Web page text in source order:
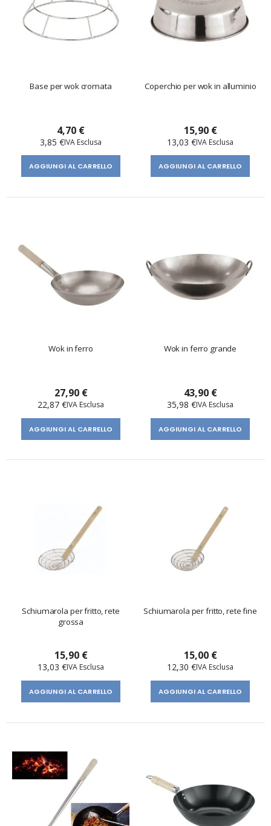
Base per wok cromata
4,70 €
3,85 €
AGGIUNGI AL CARRELLO
Coperchio per wok in alluminio
15,90 €
13,03 €
AGGIUNGI AL CARRELLO
Wok in ferro
27,90 €
22,87 €
AGGIUNGI AL CARRELLO
Wok in ferro grande
43,90 €
35,98 €
AGGIUNGI AL CARRELLO
Schiumarola per fritto, rete
grossa
15,90 €
13,03 €
AGGIUNGI AL CARRELLO
Schiumarola per fritto, rete fine
15,00 €
12,30 €
AGGIUNGI AL CARRELLO